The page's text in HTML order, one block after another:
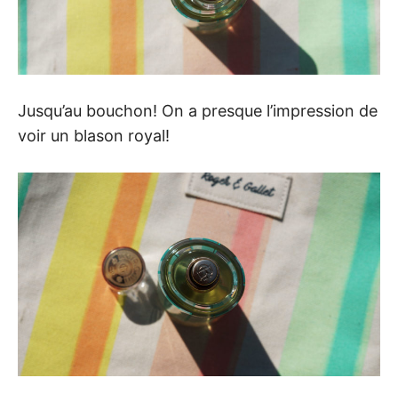
Jusqu’au bouchon! On a presque l’impression de
voir un blason royal!